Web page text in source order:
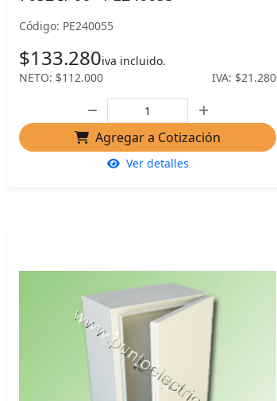
Código: PE240055
$133.280iva incluido.
NETO: $112.000
IVA: $21.280
Agregar a Cotización
Ver detalles